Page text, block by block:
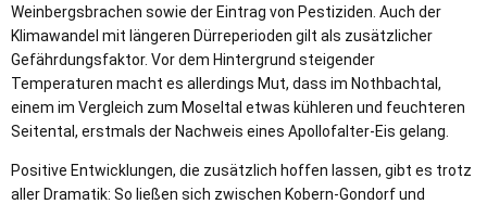
Weinbergsbrachen sowie der Eintrag von Pestiziden. Auch der
Klimawandel mit längeren Dürreperioden gilt als zusätzlicher
Gefährdungsfaktor. Vor dem Hintergrund steigender
Temperaturen macht es allerdings Mut, dass im Nothbachtal,
einem im Vergleich zum Moseltal etwas kühleren und feuchteren
Seitental, erstmals der Nachweis eines Apollofalter-Eis gelang.
Positive Entwicklungen, die zusätzlich hoffen lassen, gibt es trotz
aller Dramatik: So ließen sich zwischen Kobern-Gondorf und